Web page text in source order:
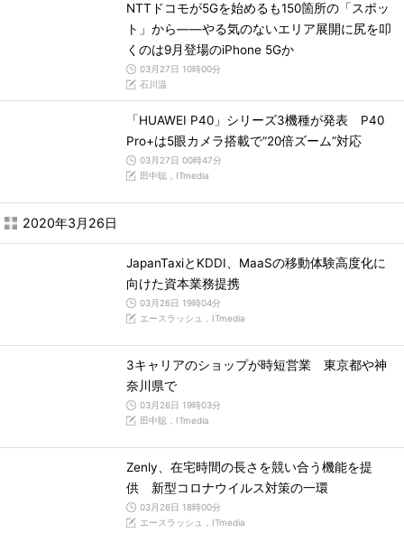
NTTドコモが5Gを始めるも150箇所の「スポッ
ト」から――やる気のないエリア展開に尻を叩
くのは9月登場のiPhone 5Gか
03月27日 10時00分
石川温
「HUAWEI P40」シリーズ3機種が発表 P40
Pro+は5眼カメラ搭載で“20倍ズーム”対応
03月27日 00時47分
田中聡，ITmedia
2020年3月26日
JapanTaxiとKDDI、MaaSの移動体験高度化に
向けた資本業務提携
03月26日 19時04分
エースラッシュ，ITmedia
3キャリアのショップが時短営業 東京都や神
奈川県で
03月26日 19時03分
田中聡，ITmedia
Zenly、在宅時間の長さを競い合う機能を提
供 新型コロナウイルス対策の一環
03月26日 18時00分
エースラッシュ，ITmedia